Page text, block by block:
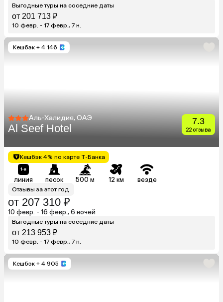
Выгодные туры на соседние даты
от 201 713 ₽
10 февр. - 17 февр., 7 н.
Кешбэк + 4 146
Аль-Халидия, ОАЭ
Al Seef Hotel
7.3
22 отзыва
Кешбэк 4% по карте Т-Банка
линия песок 500 м 12 км везде
Отзывы за этот год
от 207 310 ₽
10 февр. - 16 февр., 6 ночей
Выгодные туры на соседние даты
от 213 953 ₽
10 февр. - 17 февр., 7 н.
Кешбэк + 4 905